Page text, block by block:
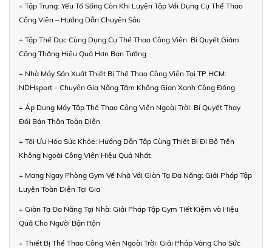
+ Tập Trung: Yếu Tố Sống Còn Khi Luyện Tập Với Dụng Cụ Thể Thao
Công Viên – Hướng Dẫn Chuyên Sâu
+ Tập Thể Dục Cùng Dụng Cụ Thể Thao Công Viên: Bí Quyết Giảm
Căng Thẳng Hiệu Quả Hơn Bạn Tưởng
+ Nhà Máy Sản Xuất Thiết Bị Thể Thao Công Viên Tại TP HCM:
NDHsport – Chuyên Gia Nâng Tầm Không Gian Xanh Cộng Đồng
+ Áp Dụng Máy Tập Thể Thao Công Viên Ngoài Trời: Bí Quyết Thay
Đổi Bản Thân Toàn Diện
+ Tối Ưu Hóa Sức Khỏe: Hướng Dẫn Tập Cùng Thiết Bị Đi Bộ Trên
Không Ngoài Công Viên Hiệu Quả Nhất
+ Mang Ngay Phòng Gym Về Nhà Với Giàn Tạ Đa Năng: Giải Pháp Tập
Luyện Toàn Diện Tại Gia
+ Giàn Tạ Đa Năng Tại Nhà: Giải Pháp Tập Gym Tiết Kiệm và Hiệu
Quả Cho Người Bận Rộn
+ Thiết Bị Thể Thao Công Viên Ngoài Trời: Giải Pháp Vàng Cho Sức